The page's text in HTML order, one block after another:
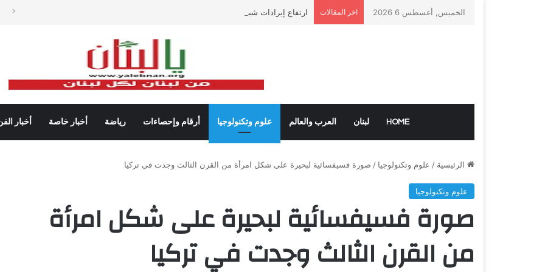
الخميس, أغسطس 6 2026 اخر المقالات ارتفاع إيرادات شباك التذاكر في أميركا رغم تراجع عدد مرتادي دور السينما
HOME لبنان العرب والعالم علوم وتكنولوجيا أرقام وإحصاءات رياضة أخبار خاصة أخبار
الرئيسية / علوم وتكنولوجيا / صورة فسيفسائية لبحيرة على شكل امرأة من القرن الثالث وجدت في تركيا
علوم وتكنولوجيا
صورة فسيفسائية لبحيرة على شكل امرأة
من القرن الثالث وجدت في تركيا